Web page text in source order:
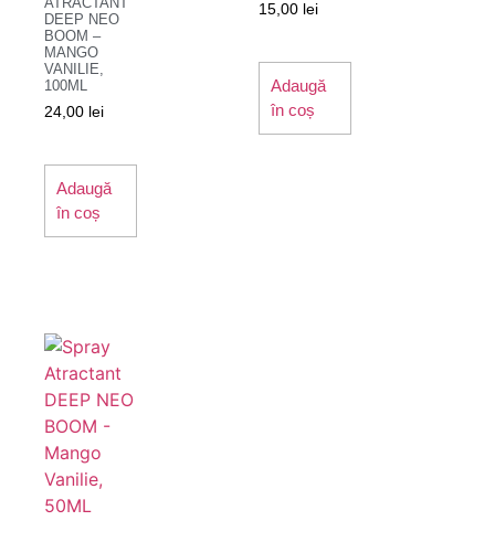
DEEP NEO
BOOM –
MANGO
VANILIE,
100ML
24,00 lei
Adaugă
în coș
15,00 lei
Adaugă
în coș